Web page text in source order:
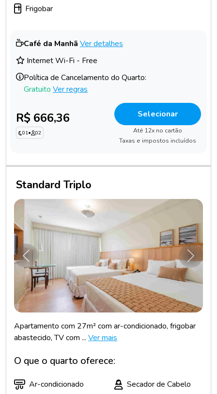
Frigobar
Café da Manhã Ver detalhes
Internet Wi-Fi - Free
Política de Cancelamento do Quarto:
Gratuito Ver regras
R$ 666,36
01• 02
Selecionar
Até 12x no cartão
Taxas e impostos incluídos
Standard Triplo
Anterior
Apartamento com 27m² com ar-condicionado, frigobar
abastecido, TV com ... Ver mais
O que o quarto oferece:
Ar-condicionado
Secador de Cabelo